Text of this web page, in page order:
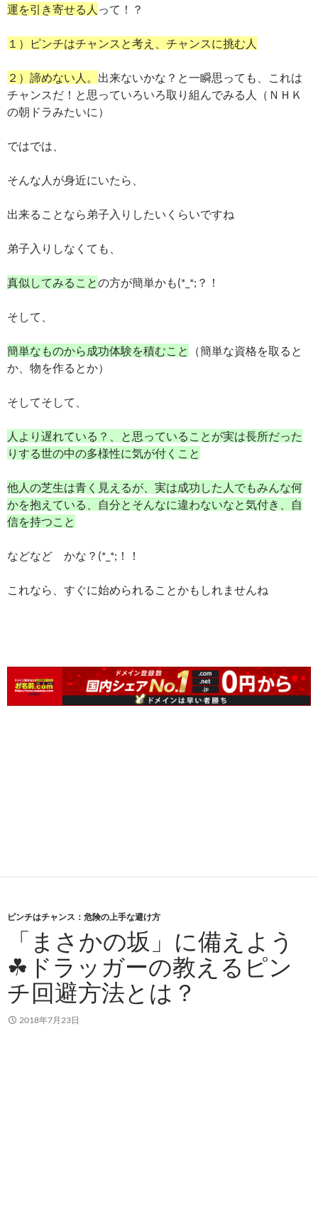
運を引き寄せる人 って！？
１）ピンチはチャンスと考え、チャンスに挑む人
２）諦めない人。 出来ないかな？と一瞬思っても、これは
チャンスだ！と思っていろいろ取り組んでみる人（ＮＨＫ
の朝ドラみたいに）
ではでは、
そんな人が身近にいたら、
出来ることなら弟子入りしたいくらいですね
弟子入りしなくても、
真似してみることの方が簡単かも(*_*;？！
そして、
簡単なものから成功体験を積むこと
（簡単な資格を取ると
か、物を作るとか）
そしてそして、
人より遅れている？、と思っていることが実は長所だった
りする世の中の多様性に気が付くこと
他人の芝生は青く見えるが、実は成功した人でもみんな何
かを抱えている、自分とそんなに違わないなと気付き、自
信を持つこと
などなど かな？(*_*;！！
これなら、すぐに始められることかもしれませんね
ピンチはチャンス：危険の上手な避け方
「まさかの坂」に備えよう
☘ドラッガーの教えるピン
チ回避方法とは？
2018年7月23日